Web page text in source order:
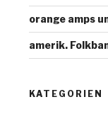
orange amps
amerik.
KATEGORIEN